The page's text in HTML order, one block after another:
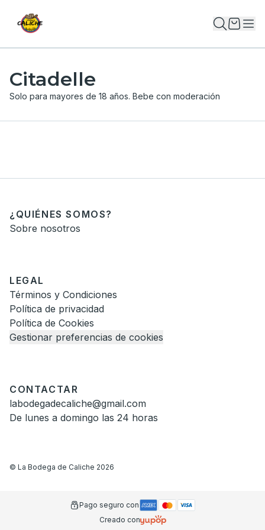
Citadelle
Solo para mayores de 18 años. Bebe con moderación
¿QUIÉNES SOMOS?
Sobre nosotros
LEGAL
Términos y Condiciones
Política de privacidad
Política de Cookies
Gestionar preferencias de cookies
CONTACTAR
labodegadecaliche@gmail.com
De lunes a domingo las 24 horas
© La Bodega de Caliche 2026
Pago seguro con
Creado con